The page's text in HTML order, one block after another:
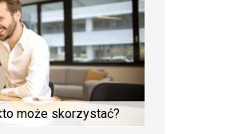
może skorzystać?